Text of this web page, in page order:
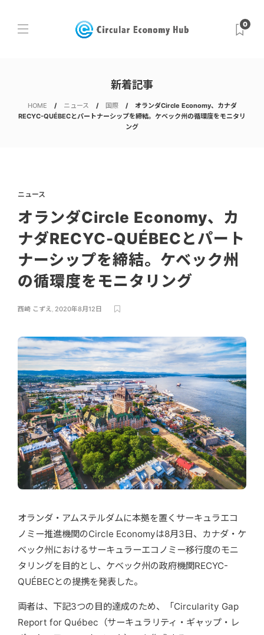
0
新着記事
HOME ニュース 国際
オランダCircle Economy、カナダ
RECYC-QUÉBECとパートナーシップを締結。ケベック州の循環度をモニタリ
ング
ニュース
オランダCircle Economy、カ
ナダRECYC-QUÉBECとパート
ナーシップを締結。ケベック州
の循環度をモニタリング
西崎 こずえ, 2020年8月12日
オランダ・アムステルダムに本拠を置くサーキュラエコ
ノミー推進機関のCircle Economyは8月3日、カナダ・ケ
ベック州におけるサーキュラーエコノミー移行度のモニ
タリングを目的とし、ケベック州の政府機関RECYC-
QUÉBECとの提携を発表した。
両者は、下記3つの目的達成のため、「Circularity Gap
Report for Québec（サーキュラリティ・ギャップ・レ